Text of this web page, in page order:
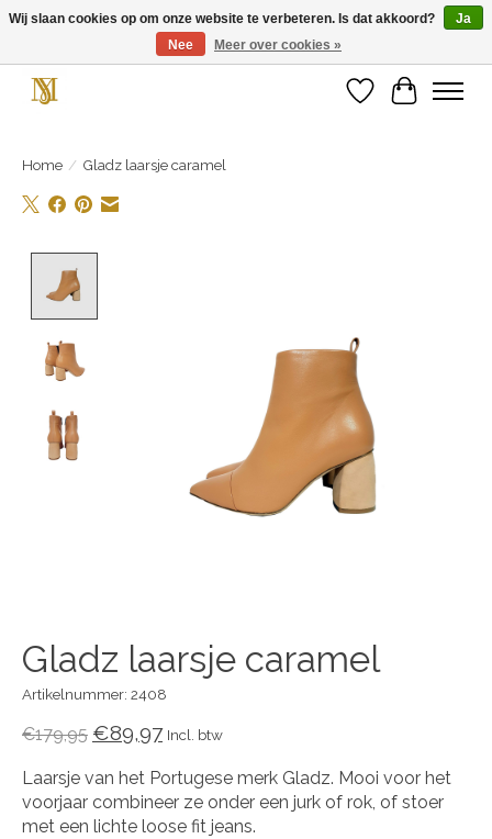
Unieke schoenen en een feestje aan je voeten! Gratis verzending vanaf € 75,-
Verlanglijst
Home / Gladz laarsje caramel
Gladz laarsje caramel
Artikelnummer: 2408
€179,95 €89,97 Incl. btw
Laarsje van het Portugese merk Gladz. Mooi voor het
voorjaar combineer ze onder een jurk of rok, of stoer
met een lichte loose fit jeans.
Wij slaan cookies op om onze website te verbeteren. Is dat akkoord?
Ja
Nee
Meer over cookies »